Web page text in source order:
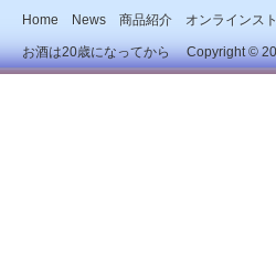
Home News 商品紹介 オンラインス
お酒は20歳になってから Copyright ©